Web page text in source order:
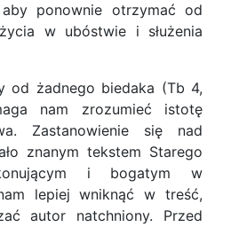
ponownie otrzymać od
w ubóstwie i służenia
od żadnego biedaka (Tb 4,
nam zrozumieć istotę
Zastanowienie się nad
znanym tekstem Starego
i bogatym w
lepiej wniknąć w treść,
autor natchniony. Przed